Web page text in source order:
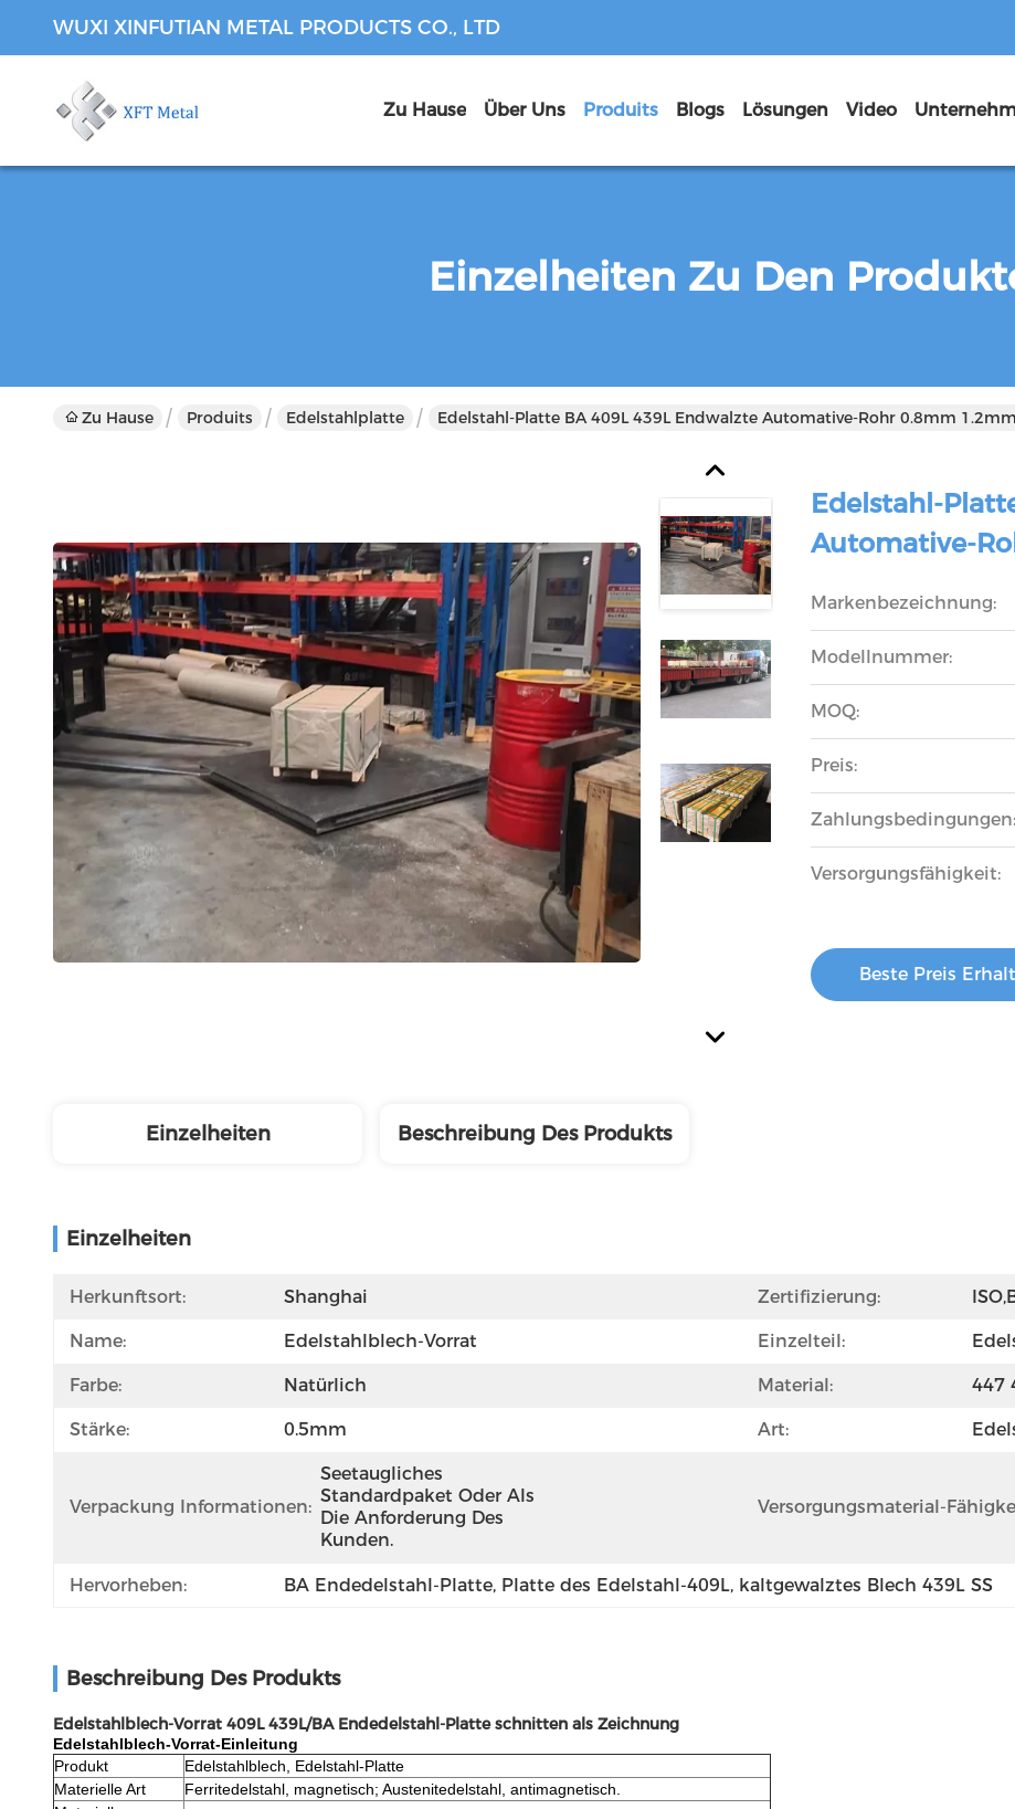
WUXI XINFUTIAN METAL PRODUCTS CO., LTD
Zu Hause Über Uns Produits Blogs Lösungen Video
Einzelheiten Zu Den
Zu Hause Produits Edelstahlplatte Edelstahl-Platte BA 409L 439L Endwalzte Automative-Rohr 0.8mm
Edelstahl-
Automative-
Markenbezeichnung:
Modellnummer:
MOQ:
Preis:
Zahlungsbedingungen:
Versorgungsfähigkeit:
Beste Preis
Einzelheiten Beschreibung Des Produkts
Einzelheiten
Herkunftsort: Shanghai Zertifizierung:
Name: Edelstahlblech-Vorrat Einzelteil:
Farbe: Natürlich Material: 447
Stärke: 0.5mm Art:
Verpackung Informationen:
Seetaugliches
Standardpaket Oder Als
Die Anforderung Des
Kunden.
Versorgungsmaterial-
Hervorheben: BA Endedelstahl-Platte, Platte des Edelstahl-409L, kaltgewalztes Blech 439L SS
Beschreibung Des Produkts
Edelstahlblech-Vorrat 409L 439L/BA Endedelstahl-Platte schnitten als Zeichnung
Edelstahlblech-Vorrat-Einleitung
Produkt
Edelstahlblech, Edelstahl-Platte
Materielle Art
Ferritedelstahl, magnetisch; Austenitedelstahl, antimagnetisch.